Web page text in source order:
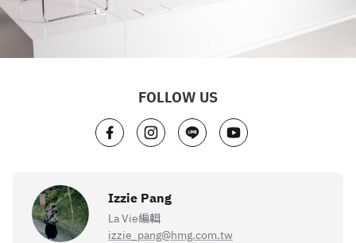
FOLLOW US
Izzie Pang
La Vie編輯
izzie_pang@hmg.com.tw